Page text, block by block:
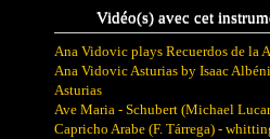
Vidéo(s) avec cet
Ana Vidovic plays Recuerdos de la
Ana Vidovic Asturias by Isaac
Asturias
Ave Maria - Schubert (Michael
Capricho Arabe (F. Tárrega) -